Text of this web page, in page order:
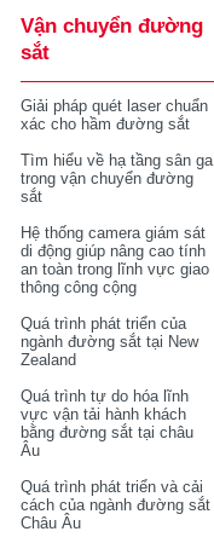
Vận chuyển đường
sắt
Giải pháp quét laser chuẩn
xác cho hầm đường sắt
Tìm hiểu về hạ tầng sân ga
trong vận chuyển đường
sắt
Hệ thống camera giám sát
di động giúp nâng cao tính
an toàn trong lĩnh vực giao
thông công cộng
Quá trình phát triển của
ngành đường sắt tại New
Zealand
Quá trình tự do hóa lĩnh
vực vận tải hành khách
bằng đường sắt tại châu
Âu
Quá trình phát triển và cải
cách của ngành đường sắt
Châu Âu